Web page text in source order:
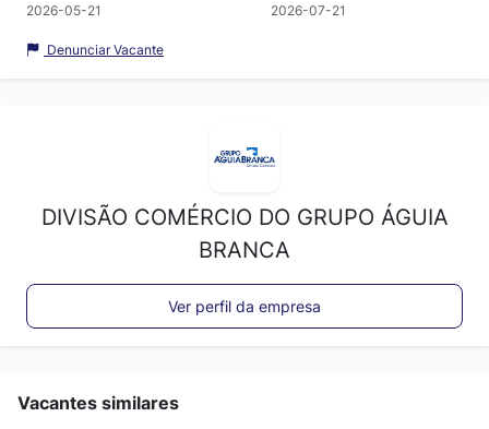
2026-05-21
2026-07-21
Denunciar Vacante
DIVISÃO COMÉRCIO DO GRUPO ÁGUIA
BRANCA
Ver perfil da empresa
Vacantes similares